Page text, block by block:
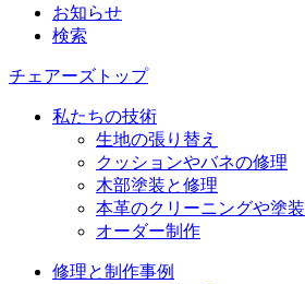
お知らせ
検索
チェアーズトップ
私たちの技術
生地の張り替え
クッションやバネの修理
木部塗装と修理
本革のクリーニングや塗装
オーダー制作
修理と制作事例